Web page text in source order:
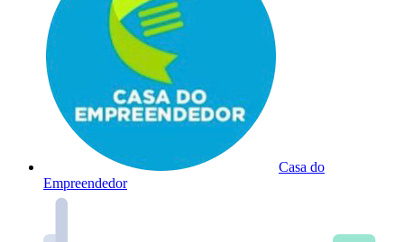
Casa do
Empreendedor